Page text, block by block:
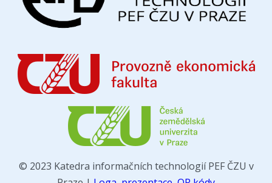
© 2023 Katedra informačních technologií PEF ČZU v